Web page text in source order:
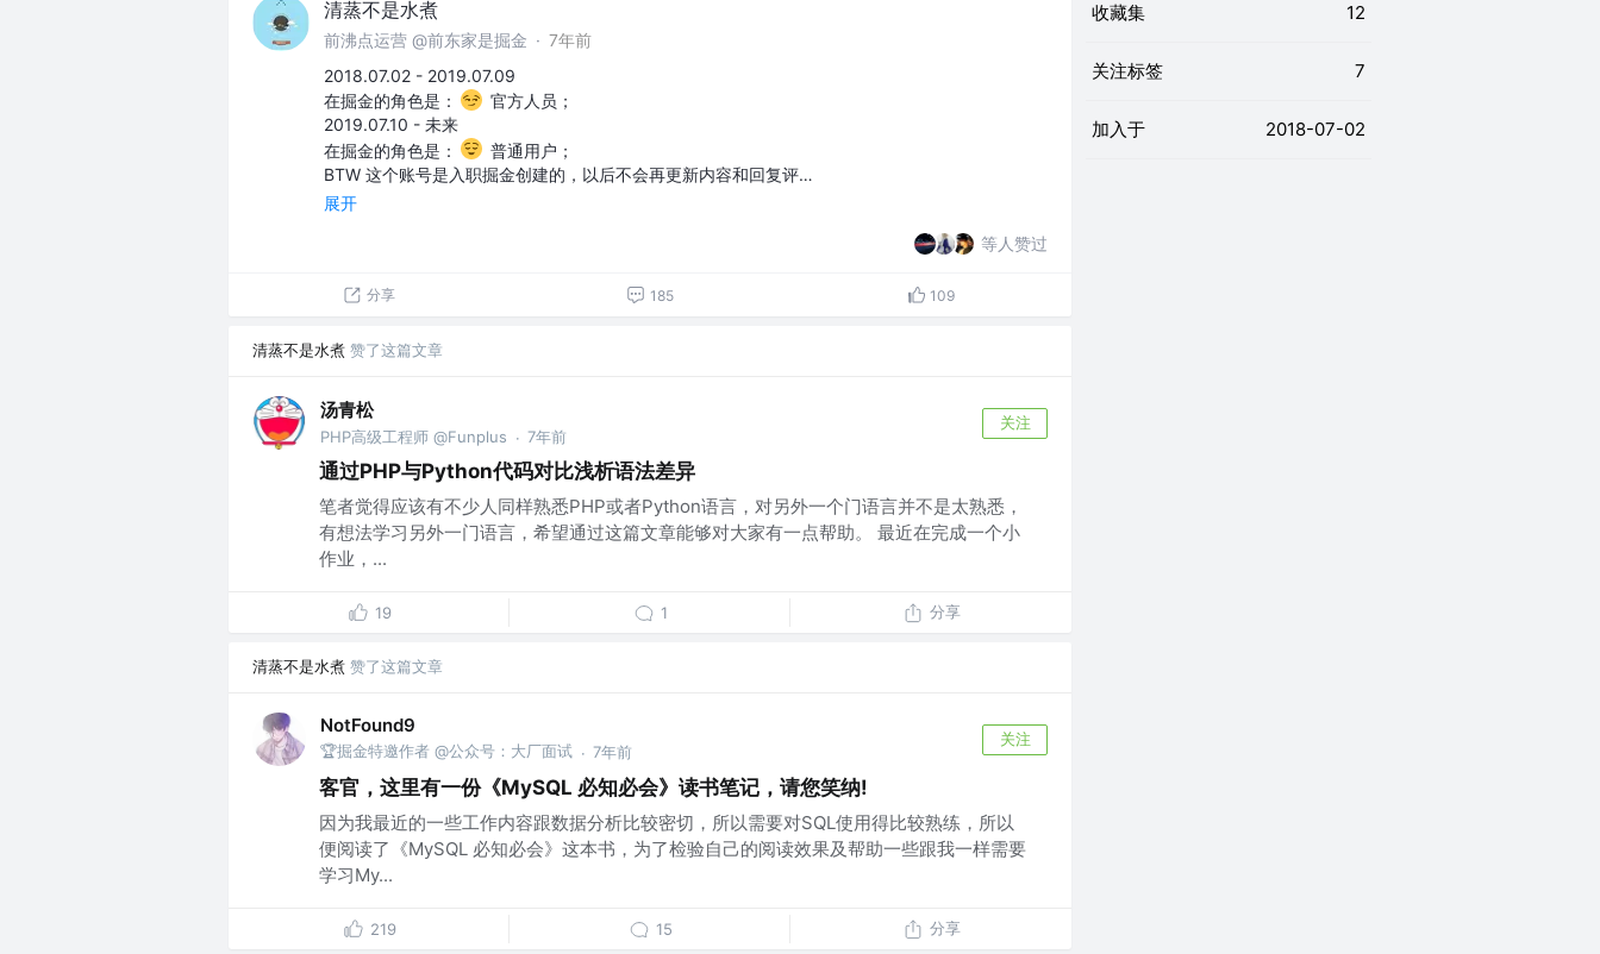
清蒸不是水煮
前沸点运营 @前东家是掘金 · 7年前
2018.07.02 - 2019.07.09
在掘金的角色是：
官方人员；
2019.07.10 - 未来
在掘金的角色是：
普通用户；
BTW 这个账号是入职掘金创建的，以后不会再更新内容和回复评…
展开
等人赞过
分享 185 109
清蒸不是水煮 赞了这篇文章
汤青松
PHP高级工程师 @Funplus · 7年前
关注
通过PHP与Python代码对比浅析语法差异
笔者觉得应该有不少人同样熟悉PHP或者Python语言，对另外一个门语言并不是太熟悉，
有想法学习另外一门语言，希望通过这篇文章能够对大家有一点帮助。 最近在完成一个小
作业，...
19 1 分享
清蒸不是水煮 赞了这篇文章
NotFound9
🏆掘金特邀作者 @公众号：大厂面试 · 7年前
关注
客官，这里有一份《MySQL 必知必会》读书笔记，请您笑纳!
因为我最近的一些工作内容跟数据分析比较密切，所以需要对SQL使用得比较熟练，所以
便阅读了《MySQL 必知必会》这本书，为了检验自己的阅读效果及帮助一些跟我一样需要
学习My...
219 15 分享
收藏集 12
关注标签 7
加入于 2018-07-02